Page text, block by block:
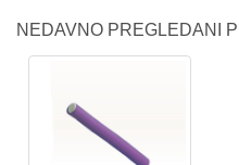
NEDAVNO PREGLEDANI